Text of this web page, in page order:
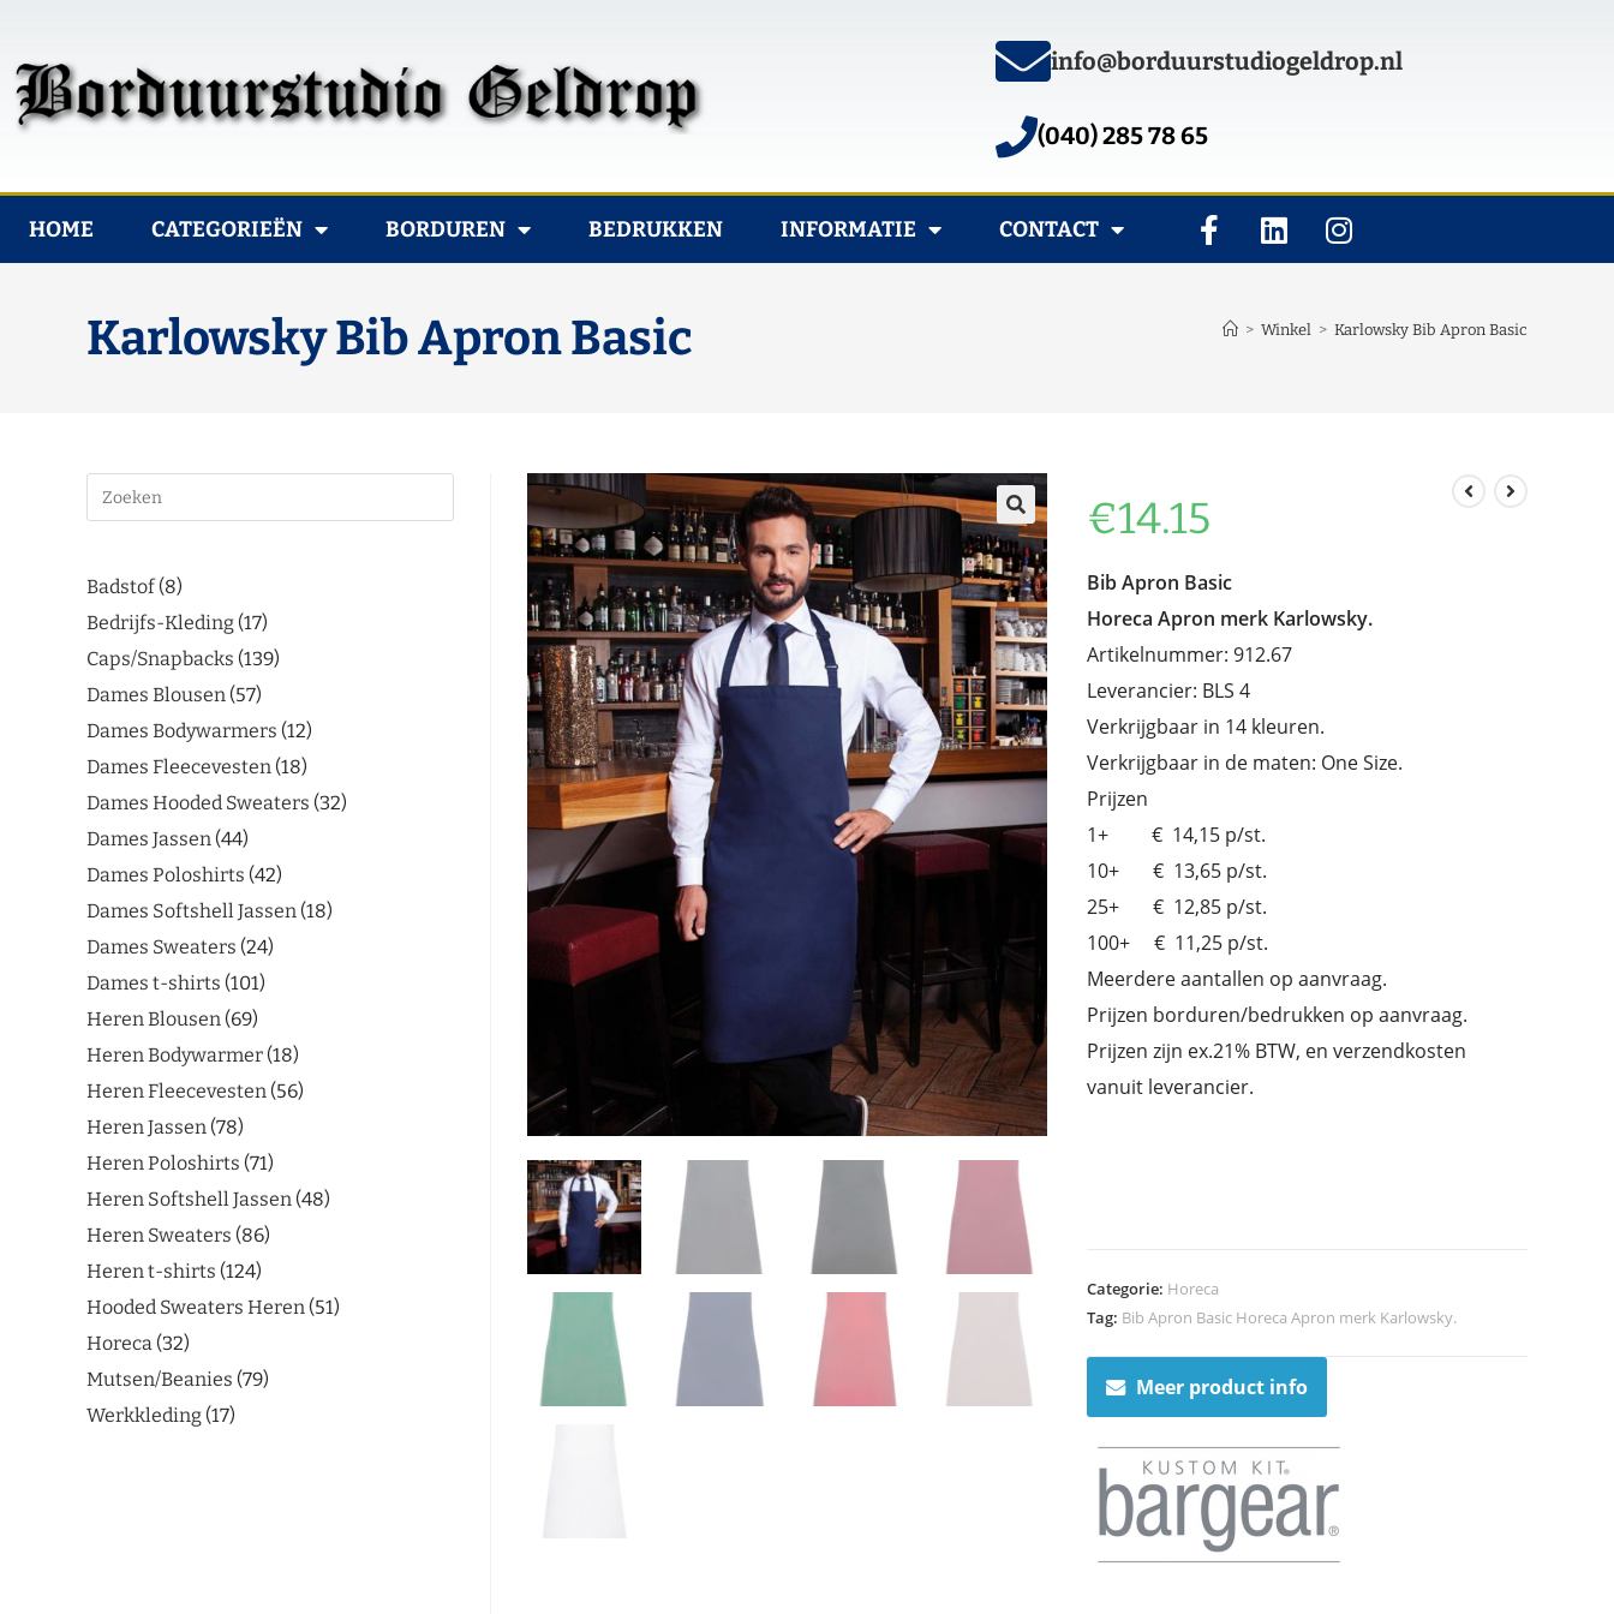
info@borduurstudiogeldrop.nl
(040) 285 78 65
HOME CATEGORIEËN BORDUREN BEDRUKKEN INFORMATIE CONTACT
Karlowsky Bib Apron Basic > Winkel > Karlowsky Bib Apron Basic
€14.15
Bib Apron Basic
Horeca Apron merk Karlowsky.
Artikelnummer: 912.67
Leverancier: BLS 4
Verkrijgbaar in 14 kleuren.
Verkrijgbaar in de maten: One Size.
Prijzen
1+ € 14,15 p/st.
10+ € 13,65 p/st.
25+ € 12,85 p/st.
100+ € 11,25 p/st.
Meerdere aantallen op aanvraag.
Prijzen borduren/bedrukken op aanvraag.
Prijzen zijn ex.21% BTW, en verzendkosten
vanuit leverancier.
Categorie: Horeca
Tag: Bib Apron Basic Horeca Apron merk Karlowsky.
Meer product info
Badstof 8
Bedrijfs-Kleding 17
Caps/Snapbacks 139
Dames Blousen 57
Dames Bodywarmers 12
Dames Fleecevesten 18
Dames Hooded Sweaters 32
Dames Jassen 44
Dames Poloshirts 42
Dames Softshell Jassen 18
Dames Sweaters 24
Dames t-shirts 101
Heren Blousen 69
Heren Bodywarmer 18
Heren Fleecevesten 56
Heren Jassen 78
Heren Poloshirts 71
Heren Softshell Jassen 48
Heren Sweaters 86
Heren t-shirts 124
Hooded Sweaters Heren 51
Horeca 32
Mutsen/Beanies 79
Werkkleding 17